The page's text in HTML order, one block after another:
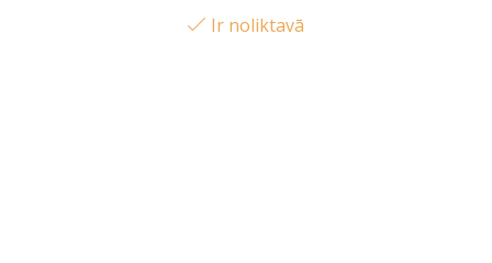
price
Ir noliktavā